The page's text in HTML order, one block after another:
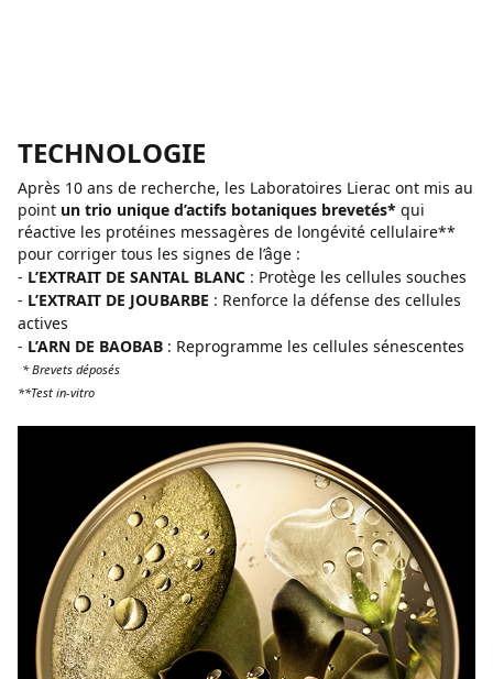
TECHNOLOGIE
Après 10 ans de recherche, les Laboratoires Lierac ont mis au
point un trio unique d’actifs botaniques brevetés* qui
réactive les protéines messagères de longévité cellulaire**
pour corriger tous les signes de l’âge :
- L’EXTRAIT DE SANTAL BLANC : Protège les cellules souches
- L’EXTRAIT DE JOUBARBE : Renforce la défense des cellules
actives
- L’ARN DE BAOBAB : Reprogramme les cellules sénescentes
* Brevets déposés
**Test in-vitro